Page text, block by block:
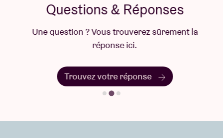
Questions & Réponses
Une question ? Vous trouverez sûrement la
réponse ici.
Trouvez votre réponse